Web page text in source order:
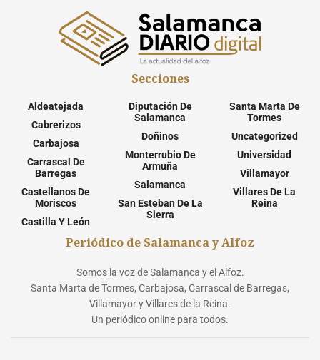
Secciones
Aldeatejada
Cabrerizos
Carbajosa
Carrascal De
Barregas
Castellanos De
Moriscos
Castilla Y León
Diputación De
Salamanca
Doñinos
Monterrubio De
Armuña
Salamanca
San Esteban De La
Sierra
Santa Marta De
Tormes
Uncategorized
Universidad
Villamayor
Villares De La
Reina
Periódico de Salamanca y Alfoz
Somos la voz de Salamanca y el Alfoz.
Santa Marta de Tormes, Carbajosa, Carrascal de Barregas,
Villamayor y Villares de la Reina.
Un periódico online para todos.